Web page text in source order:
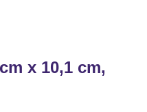
x 10,1 cm,